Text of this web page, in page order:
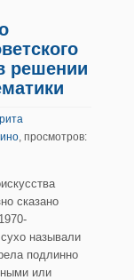
решении
, просмотров:
сказано
называли
подлинно
или